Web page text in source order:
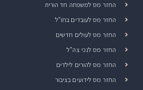
החזר מס למשפחה חד הורית
החזר מס לעובדים בחו"ל
החזר מס לעולים חדשים
החזר מס לנכי צה"ל
החזר מס להורים לילדים
החזר מס לידועים בציבור